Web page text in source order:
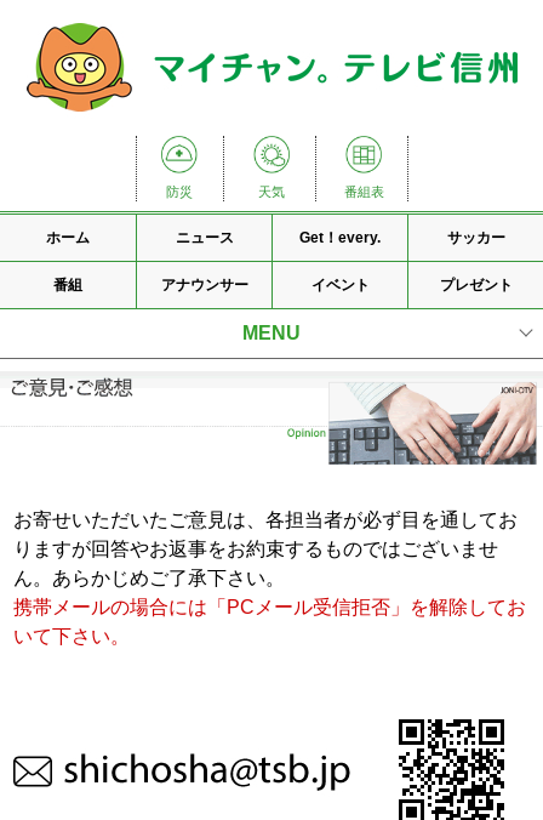
防災 天気 番組表
ホーム ニュース Get！every. サッカー
番組 アナウンサー イベント プレゼント
MENU
会社理念
放送番組基準
放送番組の種別
放送番組審議会
中継局一覧
お寄せいただいたご意見は、各担当者が必ず目を通してお
りますが回答やお返事をお約束するものではございませ
ん。あらかじめご了承下さい。
携帯メールの場合には「PCメール受信拒否」を解除してお
いて下さい。